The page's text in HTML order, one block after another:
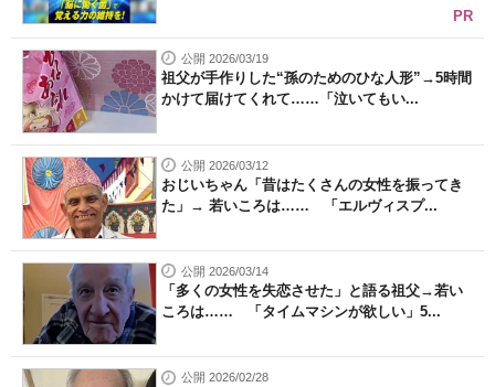
PR
公開 2026/03/19
祖父が手作りした“孫のためのひな人形”→5時間
かけて届けてくれて……「泣いてもい...
公開 2026/03/12
おじいちゃん「昔はたくさんの女性を振ってき
た」→ 若いころは…… 「エルヴィスプ...
公開 2026/03/14
「多くの女性を失恋させた」と語る祖父→若い
ころは…… 「タイムマシンが欲しい」5...
公開 2026/02/28